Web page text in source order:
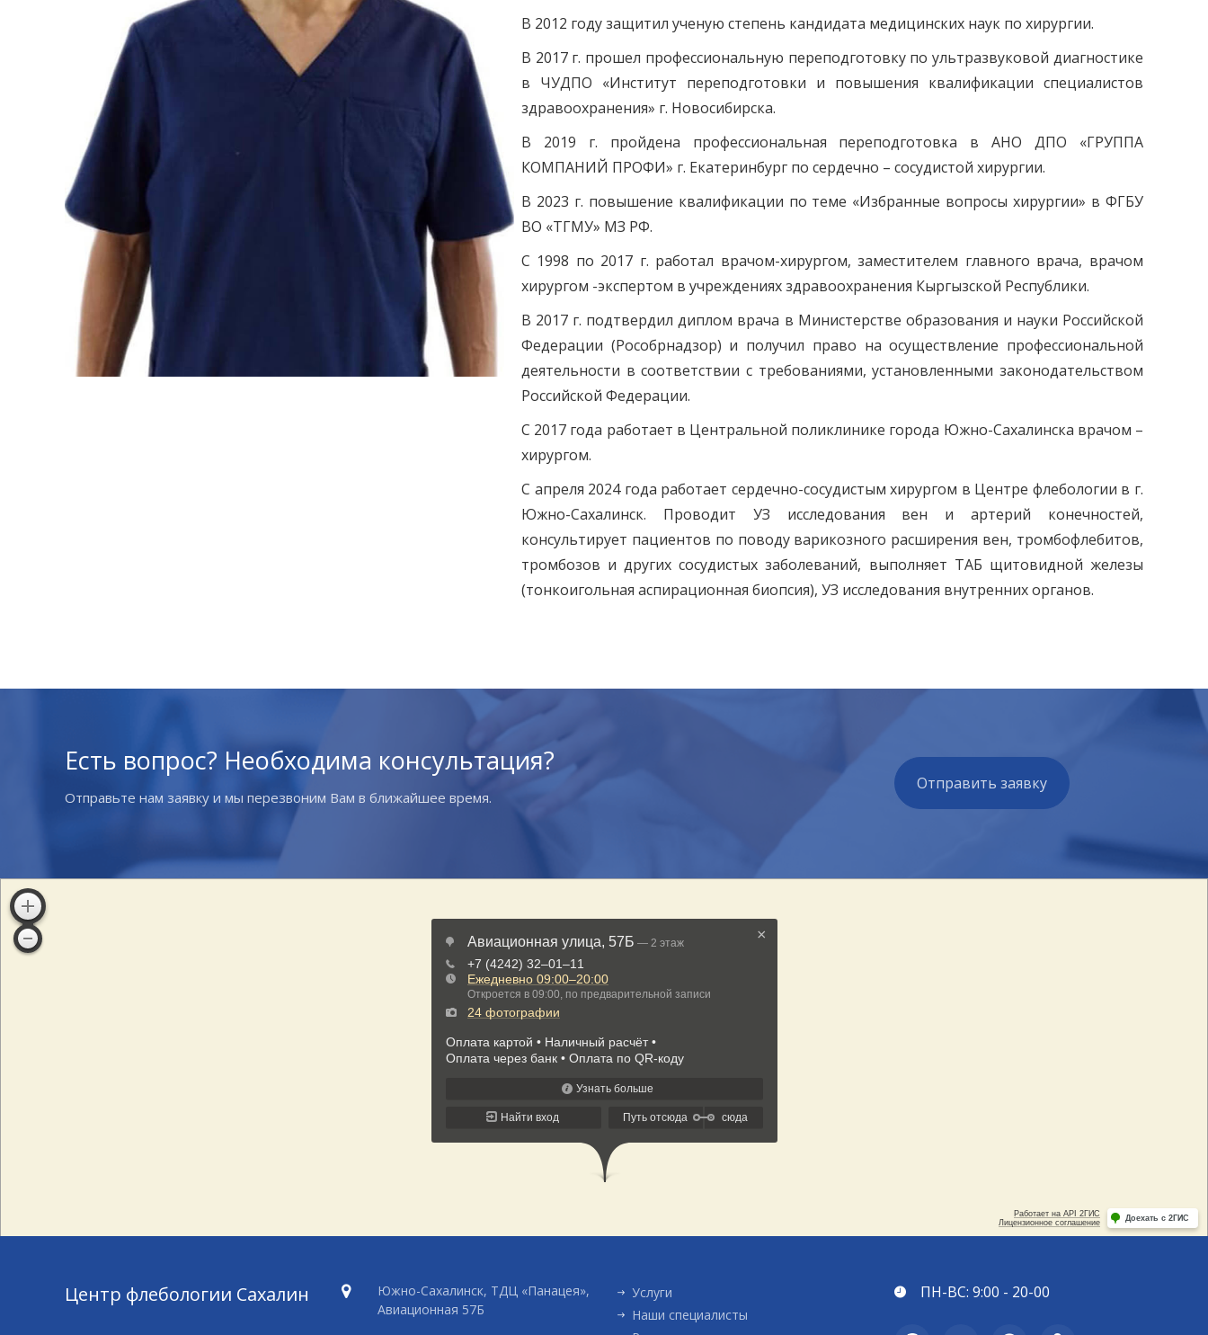
В 2012 году защитил ученую степень кандидата медицинских наук по хирургии.
В 2017 г. прошел профессиональную переподготовку по ультразвуковой диагностике
в ЧУДПО «Институт переподготовки и повышения квалификации специалистов
здравоохранения» г. Новосибирска.
В 2019 г. пройдена профессиональная переподготовка в АНО ДПО «ГРУППА
КОМПАНИЙ ПРОФИ» г. Екатеринбург по сердечно – сосудистой хирургии.
В 2023 г. повышение квалификации по теме «Избранные вопросы хирургии» в ФГБУ
ВО «ТГМУ» МЗ РФ.
С 1998 по 2017 г. работал врачом-хирургом, заместителем главного врача, врачом
хирургом -экспертом в учреждениях здравоохранения Кыргызской Республики.
В 2017 г. подтвердил диплом врача в Министерстве образования и науки Российской
Федерации (Рособрнадзор) и получил право на осуществление профессиональной
деятельности в соответствии с требованиями, установленными законодательством
Российской Федерации.
С 2017 года работает в Центральной поликлинике города Южно-Сахалинска врачом –
хирургом.
С апреля 2024 года работает сердечно-сосудистым хирургом в Центре флебологии в г.
Южно-Сахалинск. Проводит УЗ исследования вен и артерий конечностей,
консультирует пациентов по поводу варикозного расширения вен, тромбофлебитов,
тромбозов и других сосудистых заболеваний, выполняет ТАБ щитовидной железы
(тонкоигольная аспирационная биопсия), УЗ исследования внутренних органов.
Есть вопрос? Необходима консультация?
Отправьте нам заявку и мы перезвоним Вам в ближайшее время.
Отправить заявку
Центр флебологии Сахалин
Южно-Сахалинск, ТДЦ «Панацея»,
Авиационная 57Б
Услуги
Наши специалисты
ПН-ВС: 9:00 - 20-00